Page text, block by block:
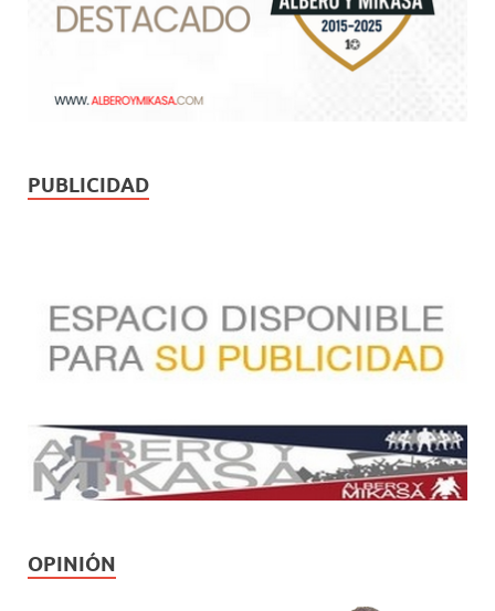
PUBLICIDAD
OPINIÓN